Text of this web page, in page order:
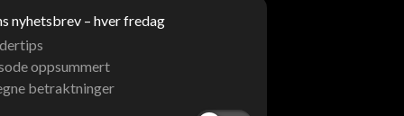
nyhetsbrev – hver fredag
oppsummert
betraktninger